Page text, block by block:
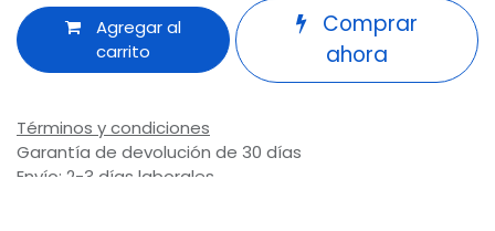
Agregar al
carrito
Comprar
ahora
Términos y condiciones
Garantía de devolución de 30 días
Envío: 2-3 días laborales